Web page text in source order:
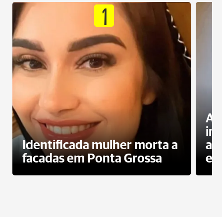
1
Identificada mulher morta a
facadas em Ponta Grossa